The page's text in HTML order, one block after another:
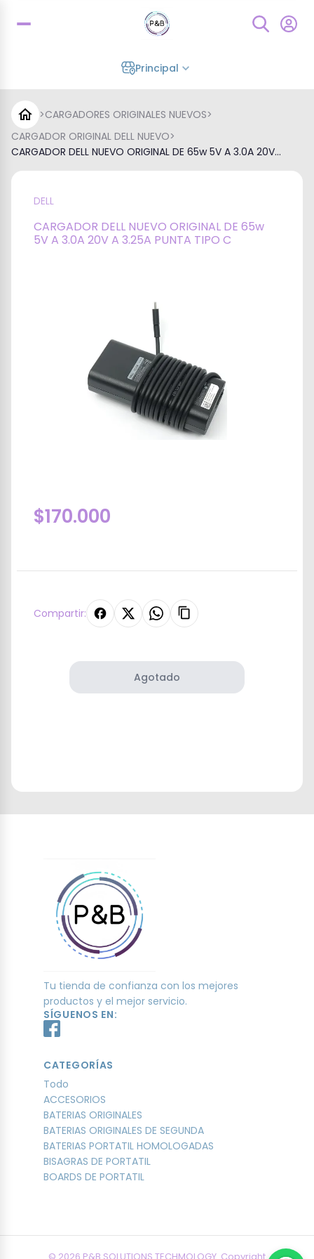
Principal
>CARGADORES ORIGINALES NUEVOS>
CARGADOR ORIGINAL DELL NUEVO>
CARGADOR DELL NUEVO ORIGINAL DE 65w 5V A 3.0A 20V...
DELL
CARGADOR DELL NUEVO ORIGINAL DE 65w
5V A 3.0A 20V A 3.25A PUNTA TIPO C
$170.000
Compartir:
Agotado
Tu tienda de confianza con los mejores
productos y el mejor servicio.
SÍGUENOS EN:
CATEGORÍAS
Todo
ACCESORIOS
BATERIAS ORIGINALES
BATERIAS ORIGINALES DE SEGUNDA
BATERIAS PORTATIL HOMOLOGADAS
BISAGRAS DE PORTATIL
BOARDS DE PORTATIL
© 2026 P&B SOLUTIONS TECHMOLOGY. Copyright